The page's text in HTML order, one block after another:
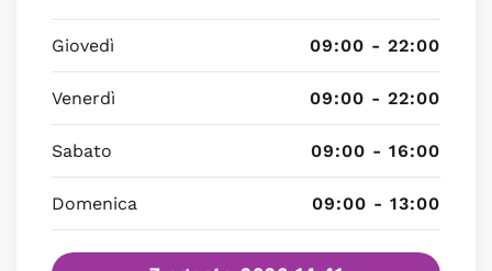
Giovedì 09:00 - 22:00
Venerdì 09:00 - 22:00
Sabato 09:00 - 16:00
Domenica 09:00 - 13:00